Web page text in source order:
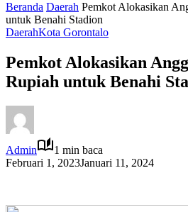
Beranda Daerah Pemkot Alokasikan
untuk Benahi Stadion
DaerahKota Gorontalo
Pemkot Alokasikan
Rupiah untuk Benahi
Admin
1 min baca
Februari 1, 2023Januari 11, 2024